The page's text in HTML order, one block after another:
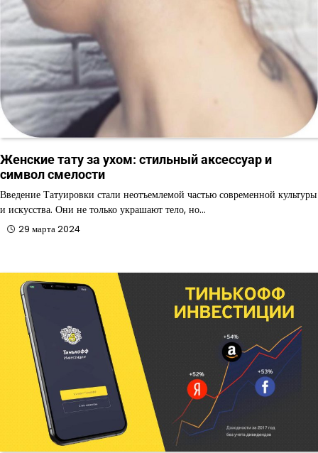
Женские тату за ухом: стильный аксессуар и
символ смелости
Введение Татуировки стали неотъемлемой частью современной культуры
и искусства. Они не только украшают тело, но…
29 марта 2024